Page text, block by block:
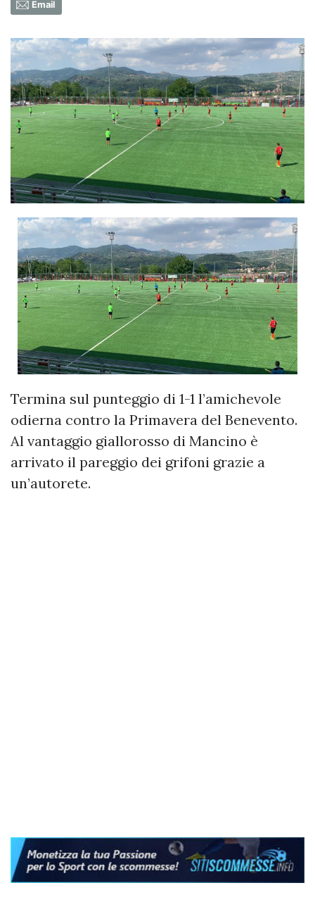
Email
Termina sul punteggio di 1-1 l’amichevole
odierna contro la Primavera del Benevento.
Al vantaggio giallorosso di Mancino è
arrivato il pareggio dei grifoni grazie a
un’autorete.